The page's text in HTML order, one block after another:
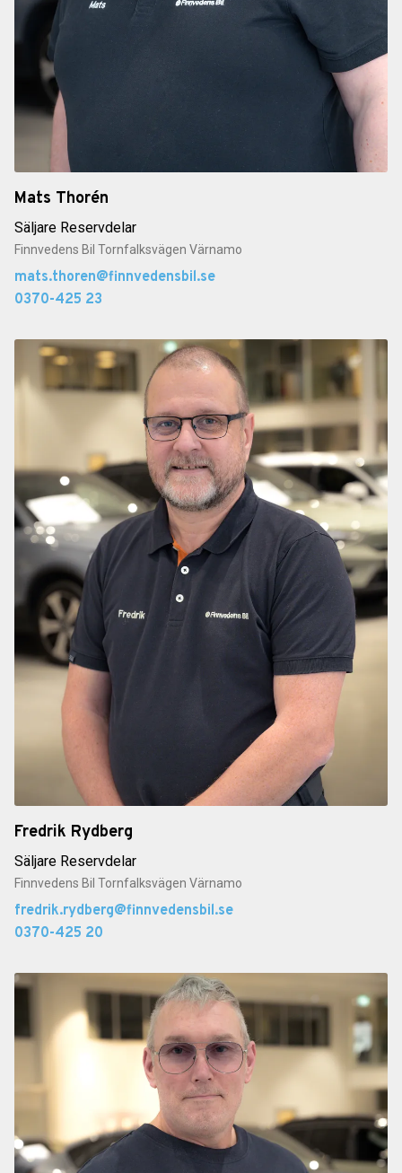
Mats Thorén
Säljare Reservdelar
Finnvedens Bil Tornfalksvägen Värnamo
mats.thoren@finnvedensbil.se
0370-425 23
Fredrik Rydberg
Säljare Reservdelar
Finnvedens Bil Tornfalksvägen Värnamo
fredrik.rydberg@finnvedensbil.se
0370-425 20